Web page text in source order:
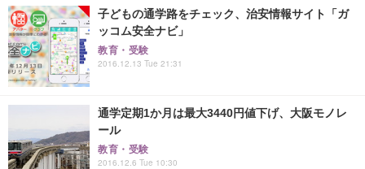
子どもの通学路をチェック、治安情報サイト「ガ
ッコム安全ナビ」
教育・受験
2016.12.13 Tue 21:31
通学定期1か月は最大3440円値下げ、大阪モノレ
ール
教育・受験
2016.12.6 Tue 10:30